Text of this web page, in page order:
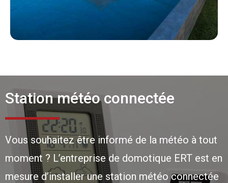
Station météo connectée
Vous souhaitez être informé de la météo à tout
moment ? L’entreprise de domotique ERT est en
mesure d’installer une station météo connectée